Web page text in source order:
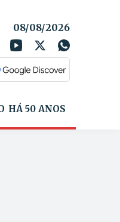
08/08/2026
HÁ 50 ANOS